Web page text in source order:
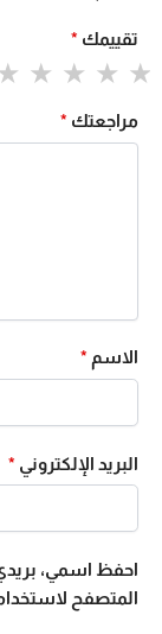
تقييمك *
مراجعتك *
الاسم *
البريد الإلكتروني *
احفظ اسمي، بريدي
المتصفح